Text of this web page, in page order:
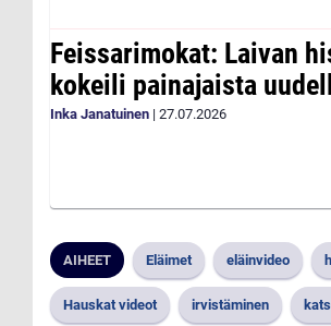
Feissarimokat: Laivan
kokeili painajaista
Inka Janatuinen | 27.07.2026
AIHEET Eläimet eläinvideo
Hauskat videot irvistäminen